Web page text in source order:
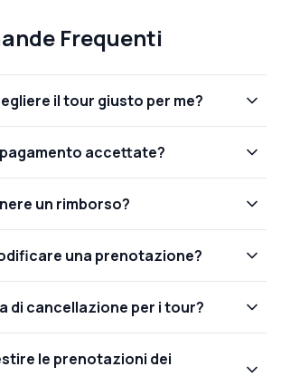
Frequenti
il tour giusto per me?
accettate?
un rimborso?
una prenotazione?
di cancellazione per i tour?
le prenotazioni dei